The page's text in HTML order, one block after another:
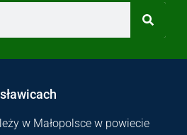
w Małopolsce w powiecie